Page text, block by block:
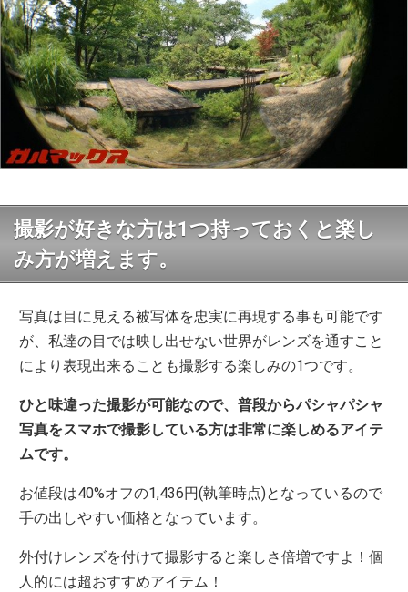
撮影が好きな方は1つ持っておくと楽し
み方が増えます。
写真は目に見える被写体を忠実に再現する事も可能です
が、私達の目では映し出せない世界がレンズを通すこと
により表現出来ることも撮影する楽しみの1つです。
ひと味違った撮影が可能なので、普段からパシャパシャ
写真をスマホで撮影している方は非常に楽しめるアイテ
ムです。
お値段は40%オフの1,436円(執筆時点)となっているので
手の出しやすい価格となっています。
外付けレンズを付けて撮影すると楽しさ倍増ですよ！個
人的には超おすすめアイテム！